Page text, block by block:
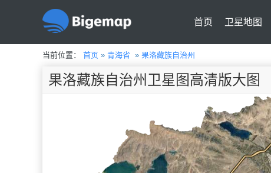
首页 卫星地图
当前位置： 首页 » 青海省 » 果洛藏族自治州
果洛藏族自治州卫星图高清版大图